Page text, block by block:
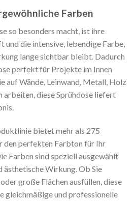
Farben
so besonders macht, ist ihre
die intensive, lebendige Farbe,
lange sichtbar bleibt. Dadurch
perfekt für Projekte im Innen-
auf Wände, Leinwand, Metall, Holz
arbeiten, diese Sprühdose liefert
bietet mehr als 275
den perfekten Farbton für Ihr
Farben sind speziell ausgewählt
Wirkung. Ob Sie
große Flächen ausfüllen, diese
gleichmäßige und professionelle